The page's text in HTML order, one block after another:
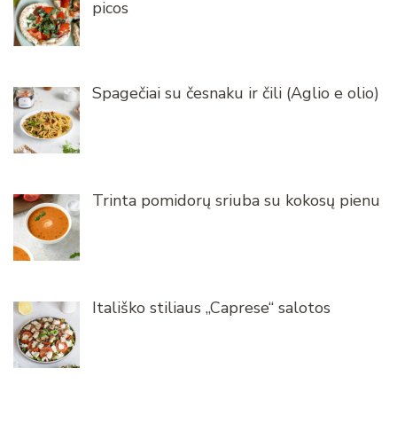
picos
Spagečiai su česnaku ir čili (Aglio e olio)
Trinta pomidorų sriuba su kokosų pienu
Itališko stiliaus „Caprese“ salotos